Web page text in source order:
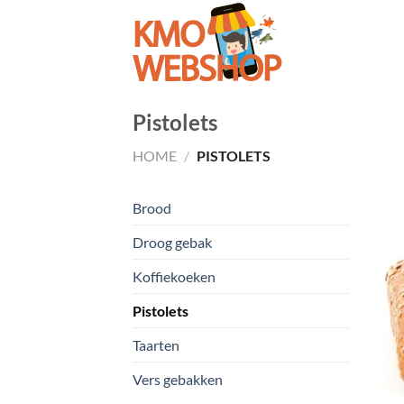
Pistolets
HOME / PISTOLETS
Brood
Droog gebak
Koffiekoeken
Pistolets
Taarten
Vers gebakken